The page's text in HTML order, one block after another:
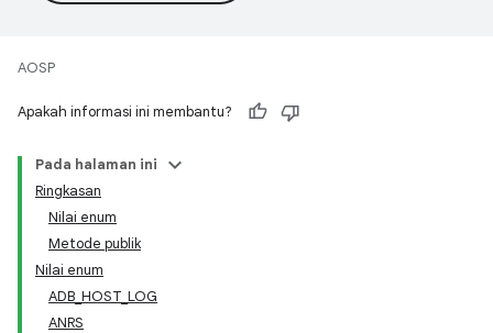
AOSP
Apakah informasi ini membantu?
Pada halaman ini
Ringkasan
Nilai enum
Metode publik
Nilai enum
ADB_HOST_LOG
ANRS